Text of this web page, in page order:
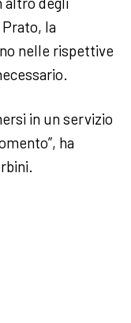
la
nelle rispettive
in un servizio
ha